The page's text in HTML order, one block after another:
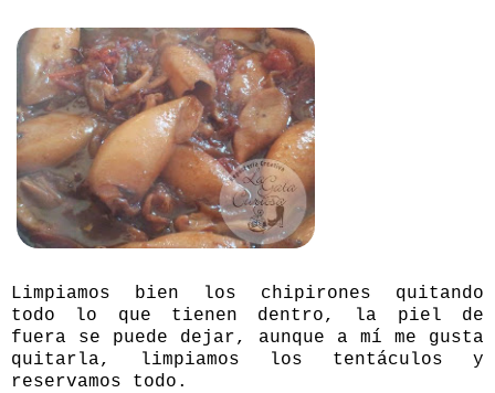
Limpiamos bien los chipirones quitando
todo lo que tienen dentro, la piel de
fuera se puede dejar, aunque a mí me gusta
quitarla, limpiamos los tentáculos y
reservamos todo.